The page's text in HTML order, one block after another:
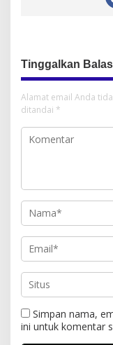
Tinggalkan
Alamat email Anda
ditandai *
Simpan nama,
ini untuk komentar